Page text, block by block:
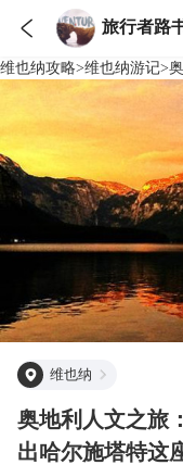
 旅行者路
维也纳攻略>维也纳游记>
维也纳
奥地利人文之旅
出哈尔施塔特这